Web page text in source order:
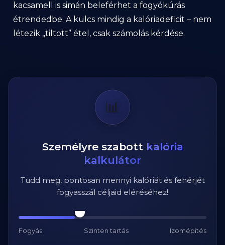
kacsamell is simán beleférhet a fogyókúrás
étrendedbe. A kulcs mindig a kalóriadeficit – nem
létezik „tiltott” étel, csak számolás kérdése.
📊
Személyre szabott kalória
kalkulátor
Tudd meg, pontosan mennyi kalóriát és fehérjét
fogyasszál céljaid eléréséhez!
Fogyás Szinten tartás Izomépítés